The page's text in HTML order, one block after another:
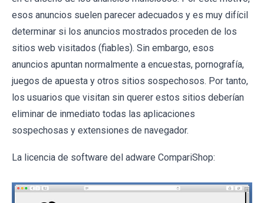
esos anuncios suelen parecer adecuados y es muy difícil
determinar si los anuncios mostrados proceden de los
sitios web visitados (fiables). Sin embargo, esos
anuncios apuntan normalmente a encuestas, pornografía,
juegos de apuesta y otros sitios sospechosos. Por tanto,
los usuarios que visitan sin querer estos sitios deberían
eliminar de inmediato todas las aplicaciones
sospechosas y extensiones de navegador.
La licencia de software del adware CompariShop: